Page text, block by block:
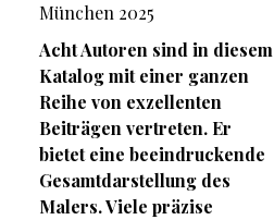
München 2025
Acht Autoren sind in diesem
Katalog mit einer ganzen
Reihe von exzellenten
Beiträgen vertreten. Er
bietet eine beeindruckende
Gesamtdarstellung des
Malers. Viele präzise